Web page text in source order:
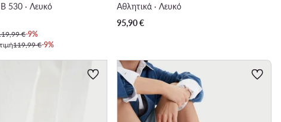
530 · Λευκό
€-9%
119,99 €-9%
Αθλητικά · Λευκό
95,90€